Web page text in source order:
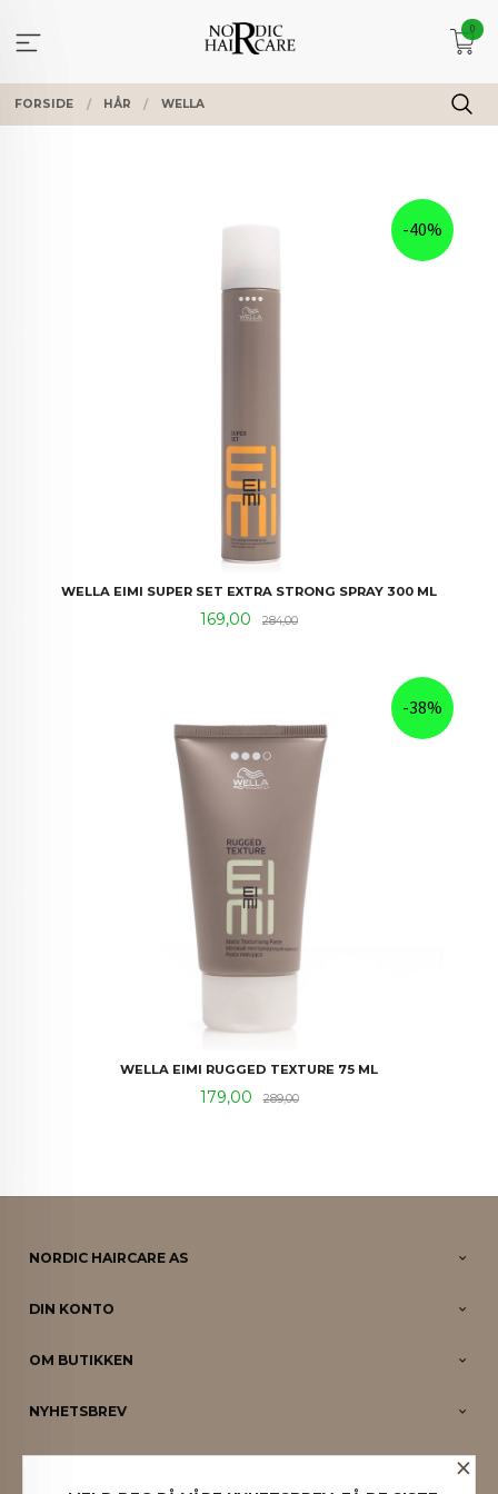
innholdet
0
FORSIDE HÅR WELLA
WELLA EIMI SUPER SET EXTRA STRONG SPRAY 300 ML
Tilbud
169,00 284,00Rabatt
-40%
WELLA EIMI RUGGED TEXTURE 75 ML
Tilbud
179,00 289,00Rabatt
-38%
NORDIC HAIRCARE AS
DIN KONTO
OM BUTIKKEN
NYHETSBREV
PARTNERE ×